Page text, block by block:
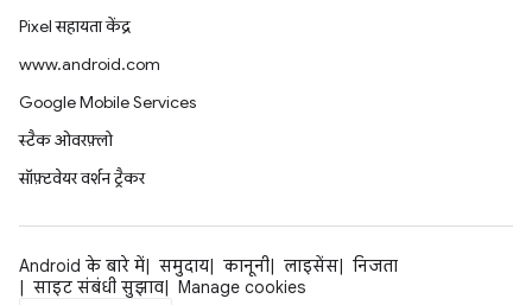
Pixel सहायता केंद्र
www.android.com
Google Mobile Services
स्टैक ओवरफ़्लो
सॉफ़्टवेयर वर्शन ट्रैकर
Android के बारे में समुदाय कानूनी लाइसेंस
निजता
साइट संबंधी सुझाव
Manage cookies